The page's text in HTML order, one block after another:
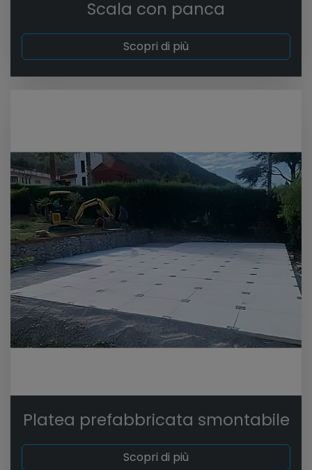
Scala con panca
Scopri di più
Platea prefabbricata smontabile
Scopri di più